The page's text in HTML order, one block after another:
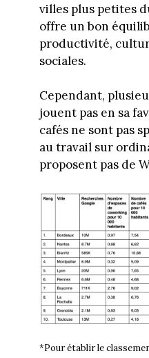
villes plus petites
offre un bon
productivité,
sociales.
Cependant,
jouent pas en sa
cafés ne sont pas
au travail sur
proposent pas de
*Pour établir le